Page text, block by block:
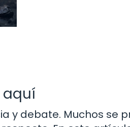
aquí
y debate. Muchos se